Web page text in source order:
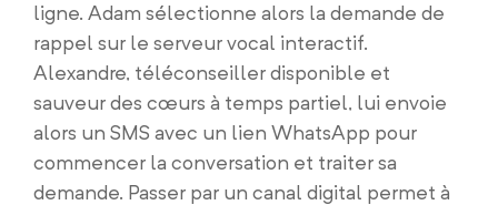
ligne. Adam sélectionne alors la demande de
rappel sur le serveur vocal interactif.
Alexandre, téléconseiller disponible et
sauveur des cœurs à temps partiel, lui envoie
alors un SMS avec un lien WhatsApp pour
commencer la conversation et traiter sa
demande. Passer par un canal digital permet à